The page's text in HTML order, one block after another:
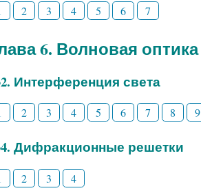
2 3 4 5 6 7
6. Волновая оптика
Интерференция света
2 3 4 5 6 7 8 9
Дифракционные решетки
2 3 4